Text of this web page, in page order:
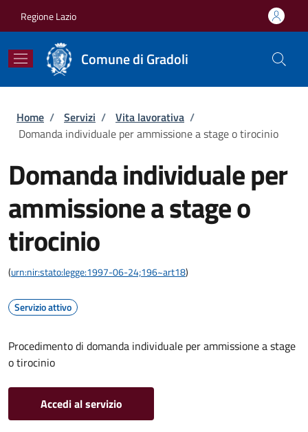
Regione Lazio
Comune di Gradoli
Briciole di pane
Home / Servizi / Vita lavorativa /
Domanda individuale per ammissione a stage o tirocinio
Domanda individuale per
ammissione a stage o
tirocinio
(urn:nir:stato:legge:1997-06-24;196~art18)
Servizio attivo
Procedimento di domanda individuale per ammissione a stage
o tirocinio
Accedi al servizio